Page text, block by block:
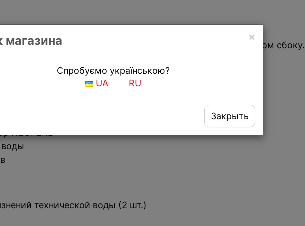
×
магазина
Спробуємо українською?
UA
RU
Закрыть
FKM 50 SS Espresso с поворотным изливом и рычагом сбоку.
NEOPERL
технической воды (2 шт.)